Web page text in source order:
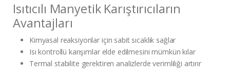
Isıtıcılı Manyetik Karıştırıcıların
Avantajları
Kimyasal reaksiyonlar için sabit sıcaklık sağlar
Isı kontrollü karışımlar elde edilmesini mümkün kılar
Termal stabilite gerektiren analizlerde verimliliği artırır